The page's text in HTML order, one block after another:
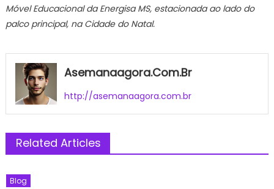
Móvel Educacional da Energisa MS, estacionada ao lado do
palco principal, na Cidade do Natal.
Asemanaagora.com.br
http://asemanaagora.com.br
Related Articles
Blog